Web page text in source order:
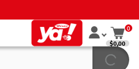
0
$0,00